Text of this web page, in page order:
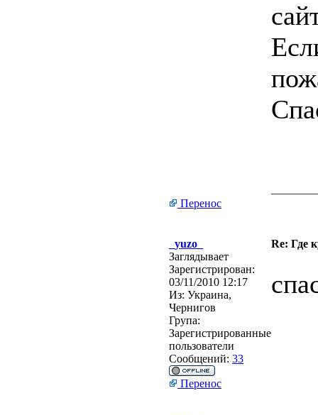
Перенос
_yuzo_
Re: Где
Заглядывает
Зарегистрирован:
03/11/2010 12:17
Из: Украина,
Чернигов
Група:
Зарегистрированные
пользователи
Сообщений: 33
Перенос